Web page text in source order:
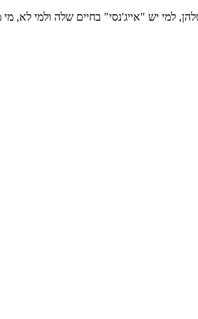
למי יש "אייג'נסי" בחיים שלה ולמי